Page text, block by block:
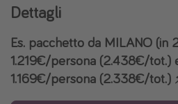
Dettagli
Es. pacchetto da MILANO (in
1.219€/persona (2.438€/tot.)
1.169€/persona (2.338€/tot.)